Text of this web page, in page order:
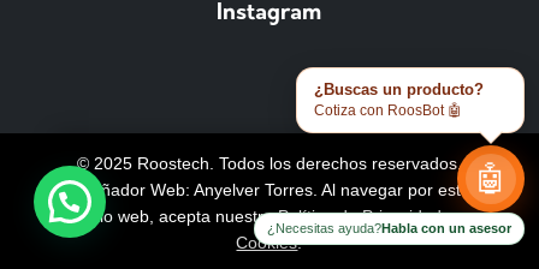
Instagram
© 2025 Roostech. Todos los derechos reservados.
Diseñador Web: Anyelver Torres . Al navegar por este
sitio web, acepta nuestraPolítica de Privacidad y
Cookies.
¿Buscas un producto?
Cotiza con RoosBot 🤖
🤖
¿Necesitas ayuda?Habla con un asesor